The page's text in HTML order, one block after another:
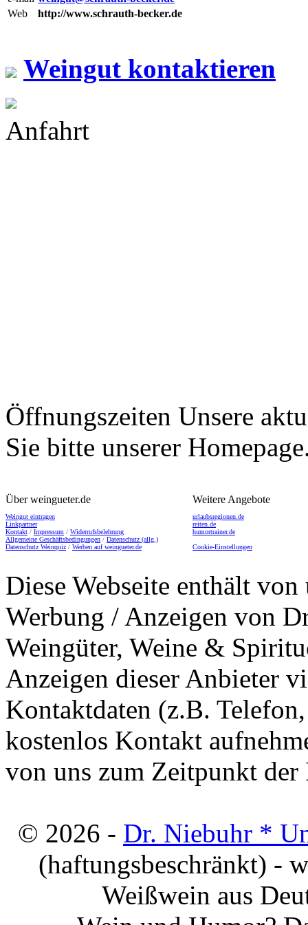
Web
http://www.schrauth-becker.de
Weingut kontaktieren
Anfahrt
Öffnungszeiten Unsere
Sie bitte unserer
Über weingueter.de
Weingut eintragen
Linkpartner
Kontakt / Impressum / Widerrufsbelehrung
Allgemeine Geschäftsbedingungen / Datenschutz (allg.)
Datenschutz Weinquiz / Werben auf weingueter.de
Weitere Angebote
urlaubsregionen.de
reiten.de
humortrainer.de
Cookie-Einstellungen
Diese Webseite enthält
Werbung / Anzeigen von
Weingüter, Weine &
Anzeigen dieser Anbieter
Kontaktdaten (z.B.
kostenlos Kontakt
von uns zum Zeitpunkt
© 2026 - Dr. Niebuhr *
(haftungsbeschränkt) -
Weißwein aus